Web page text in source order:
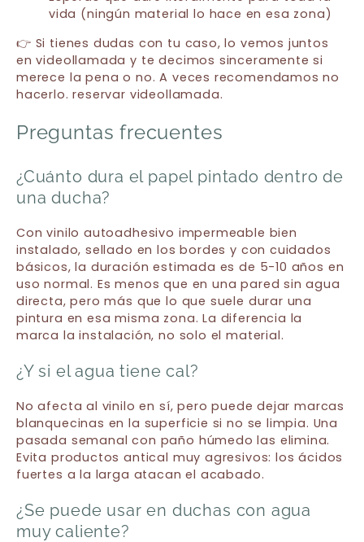
vida (ningún material lo hace en esa zona)
👉 Si tienes dudas con tu caso, lo vemos juntos
en videollamada y te decimos sinceramente si
merece la pena o no. A veces recomendamos no
hacerlo.reservar videollamada.
Preguntas frecuentes
¿Cuánto dura el papel pintado dentro de
una ducha?
Con vinilo autoadhesivo impermeable bien
instalado, sellado en los bordes y con cuidados
básicos, la duración estimada es de 5-10 años en
uso normal. Es menos que en una pared sin agua
directa, pero más que lo que suele durar una
pintura en esa misma zona. La diferencia la
marca la instalación, no solo el material.
¿Y si el agua tiene cal?
No afecta al vinilo en sí, pero puede dejar marcas
blanquecinas en la superficie si no se limpia. Una
pasada semanal con paño húmedo las elimina.
Evita productos antical muy agresivos: los ácidos
fuertes a la larga atacan el acabado.
¿Se puede usar en duchas con agua
muy caliente?